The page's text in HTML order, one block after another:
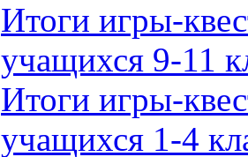
Итоги игры-
учащихся 9-11
Итоги игры-
учащихся 1-4